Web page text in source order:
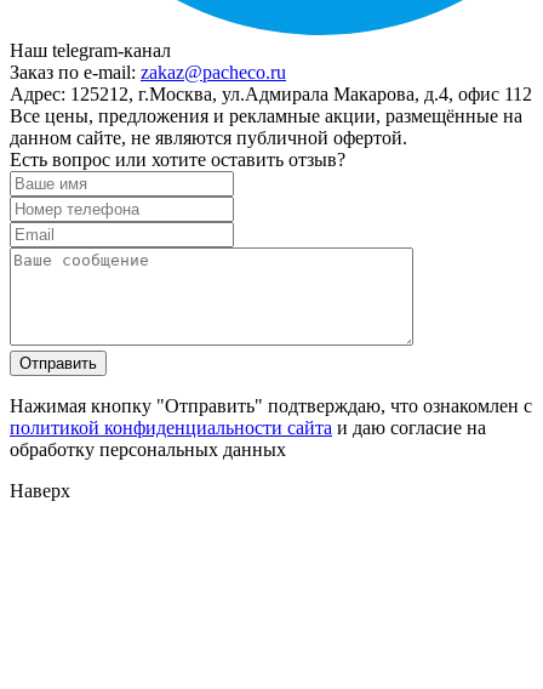
Наш telegram-канал
Заказ по e-mail: zakaz@pacheco.ru
Адрес: 125212, г.Москва, ул.Адмирала Макарова, д.4, офис 112
Все цены, предложения и рекламные акции, размещённые на
данном сайте, не являются публичной офертой.
Есть вопрос или хотите оставить отзыв?
Нажимая кнопку "Отправить" подтверждаю, что ознакомлен с
политикой конфиденциальности сайта и даю согласие на
обработку персональных данных
Наверх